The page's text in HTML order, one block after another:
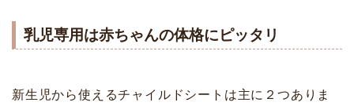
乳児専用は赤ちゃんの体格にピッタリ
新生児から使えるチャイルドシートは主に２つありま